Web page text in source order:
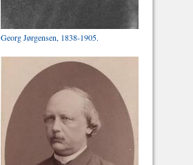
Georg Jørgensen, 1838-1905.